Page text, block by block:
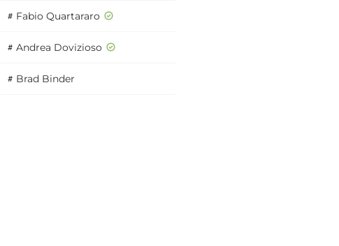
# Fabio Quartararo
# Andrea Dovizioso
# Brad Binder